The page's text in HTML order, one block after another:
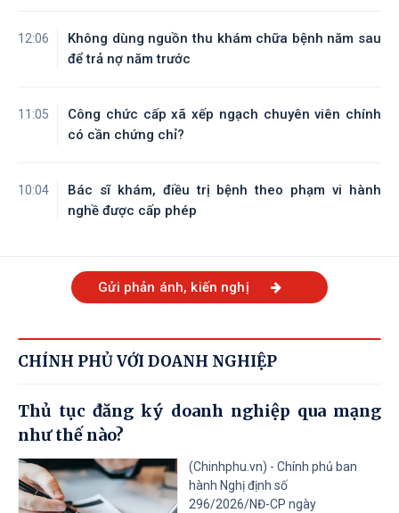
12:06
Không dùng nguồn thu khám chữa bệnh năm sau
để trả nợ năm trước
11:05
Công chức cấp xã xếp ngạch chuyên viên chính
có cần chứng chỉ?
10:04
Bác sĩ khám, điều trị bệnh theo phạm vi hành
nghề được cấp phép
Gửi phản ánh, kiến nghị
CHÍNH PHỦ VỚI DOANH NGHIỆP
Thủ tục đăng ký doanh nghiệp qua mạng
như thế nào?
(Chinhphu.vn) - Chính phủ ban
hành Nghị định số
296/2026/NĐ-CP ngày